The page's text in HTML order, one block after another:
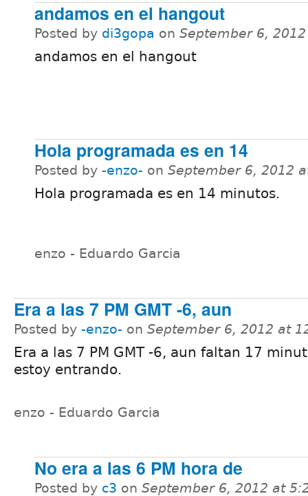
andamos en el hangout
Posted by di3gopa on September 6,
andamos en el hangout
Hola programada es en 14
Posted by -enzo- on September 6, 2012
Hola programada es en 14 minutos.
enzo - Eduardo Garcia
Era a las 7 PM GMT -6, aun
Posted by -enzo- on September 6, 2012 at
Era a las 7 PM GMT -6, aun faltan 17
estoy entrando.
enzo - Eduardo Garcia
No era a las 6 PM hora de
Posted by c3 on September 6, 2012 at